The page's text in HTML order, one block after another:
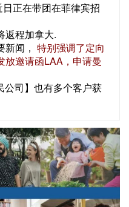
正在带团在菲律宾招
返程加拿大.
闻， 特别强调了定向
放邀请函LAA，申请曼
公司】也有多个客户获